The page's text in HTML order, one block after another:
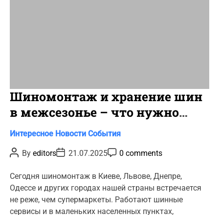
Шиномонтаж и хранение шин
в межсезонье – что нужно
знать
C
t
g
o
r
Интересное Новости События
P
o
t
A
u
t
h
By editorsP
o
t
D
a
t
e
21.07.2025P
o
t
o
m
0 comments
Сегодня шиномонтаж в Киеве, Львове, Днепре,
Одессе и других городах нашей страны встречается
не реже, чем супермаркеты. Работают шинные
сервисы и в маленьких населенных пунктах,